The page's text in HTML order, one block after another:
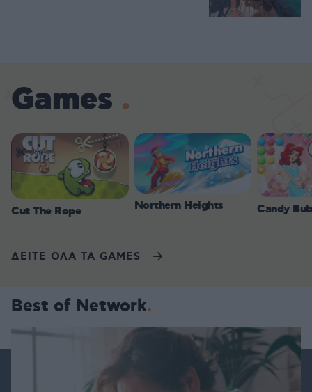
Games
Cut The Rope Northern Heights Candy
ΔΕΙΤΕ ΟΛΑ ΤΑ GAMES
Best of Network